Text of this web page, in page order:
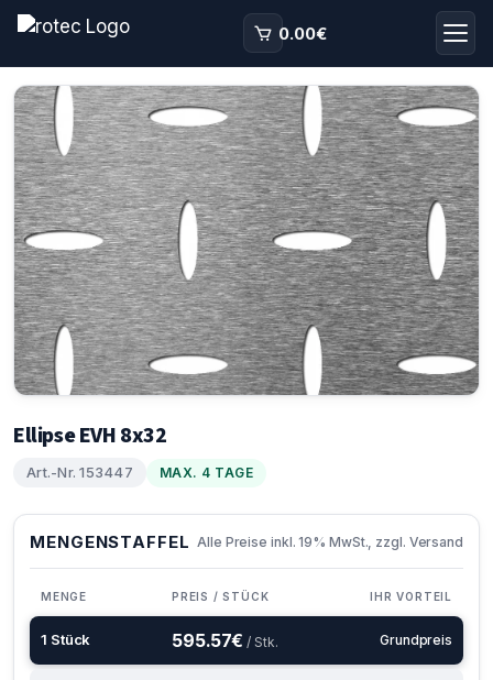
0.00€
Ellipse EVH 8x32
Art.-Nr. 153447 MAX. 4 TAGE
MENGENSTAFFEL Alle Preise inkl. 19% MwSt., zzgl. Versand
MENGE PREIS / STÜCK IHR VORTEIL
1 Stück 595.57€ / Stk. Grundpreis